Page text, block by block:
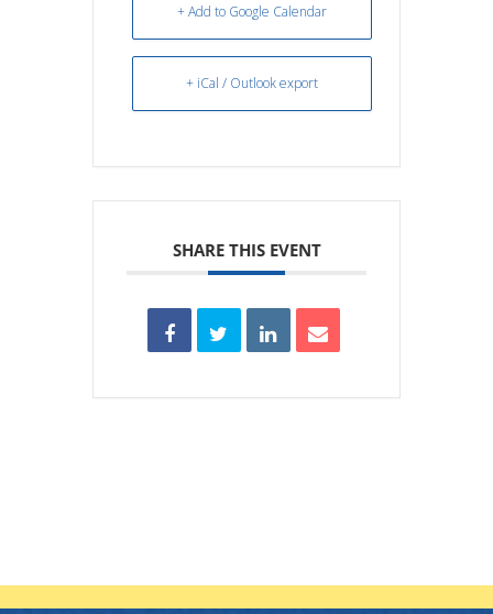
+ Add to Google Calendar
+ iCal / Outlook export
SHARE THIS EVENT